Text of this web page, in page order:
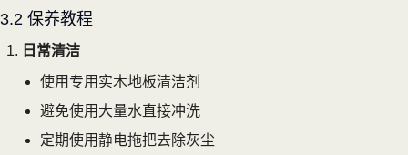
3.2 保养教程
日常清洁
使用专用实木地板清洁剂
避免使用大量水直接冲洗
定期使用静电拖把去除灰尘